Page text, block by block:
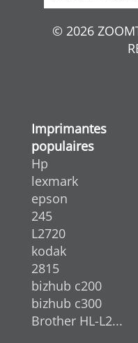
© 2026
Imprimantes
populaires
Hp
lexmark
epson
245
L2720
kodak
2815
bizhub c200
bizhub c300
Brother HL-L2...